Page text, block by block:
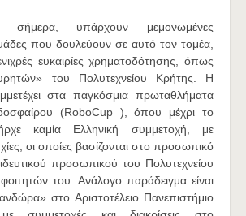
σήμερα, υπάρχουν μεμονωμένες
που δουλεύουν σε αυτό τον τομέα,
ευκαιρίες χρηματοδότησης, όπως
του Πολυτεχνείου Κρήτης. Η
στα παγκόσμια πρωταθλήματα
(RoboCup ), όπου μέχρι το
καμία Ελληνική συμμετοχή, με
οι οποίες βασίζονται στο προσωπικό
προσωπικού του Πολυτεχνείου
του. Ανάλογο παράδειγμα είναι
στο Αριστοτέλειο Πανεπιστήμιο